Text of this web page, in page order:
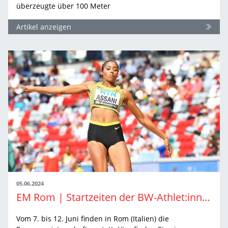
überzeugte über 100 Meter
Artikel anzeigen
05.06.2024
EM Rom | Startzeiten der BW-Athlet:innen
Vom 7. bis 12. Juni finden in Rom (Italien) die